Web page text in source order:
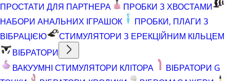
ПРОСТАТИ ДЛЯ ПАРТНЕРА
ПРОБКИ З ХВОСТАМИ
НАБОРИ АНАЛЬНИХ ІГРАШОК
ПРОБКИ, ПЛАГИ З
ВІБРАЦІЄЮ
СТИМУЛЯТОРИ З ЕРЕКЦІЙНИМ КІЛЬЦЕМ
ВІБРАТОРИ
ВАКУУМНІ СТИМУЛЯТОРИ КЛІТОРА
ВІБРАТОРИ G